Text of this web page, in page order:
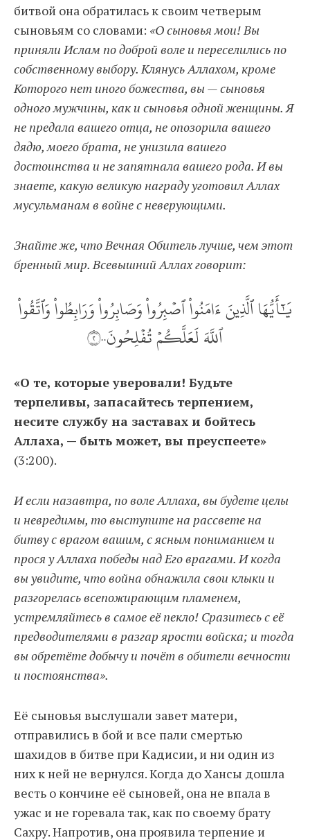
битвой она обратилась к своим четверым
сыновьям со словами: «О сыновья мои! Вы
приняли Ислам по доброй воле и переселились по
собственному выбору. Клянусь Аллахом, кроме
Которого нет иного божества, вы — сыновья
одного мужчины, как и сыновья одной женщины. Я
не предала вашего отца, не опозорила вашего
дядю, моего брата, не унизила вашего
достоинства и не запятнала вашего рода. И вы
знаете, какую великую награду уготовил Аллах
мусульманам в войне с неверующими.
Знайте же, что Вечная Обитель лучше, чем этот
бренный мир. Всевышний Аллах говорит:
يَٰٓأَيُّهَا ٱلَّذِينَ ءَامَنُواْ ٱصۡبِرُواْ وَصَابِرُواْ وَرَابِطُواْ وَٱتَّقُواْ
ٱللَّهَ لَعَلَّكُمۡ تُفۡلِحُونَ٢٠٠
«О те, которые уверовали! Будьте
терпеливы, запасайтесь терпением,
несите службу на заставах и бойтесь
Аллаха, — быть может, вы преуспеете»
(3:200).
И если назавтра, по воле Аллаха, вы будете целы
и невредимы, то выступите на рассвете на
битву с врагом вашим, с ясным пониманием и
прося у Аллаха победы над Его врагами. И когда
вы увидите, что война обнажила свои клыки и
разгорелась всепожирающим пламенем,
устремляйтесь в самое её пекло! Сразитесь с её
предводителями в разгар ярости войска; и тогда
вы обретёте добычу и почёт в обители вечности
и постоянства».
Её сыновья выслушали завет матери,
отправились в бой и все пали смертью
шахидов в битве при Кадисии, и ни один из
них к ней не вернулся. Когда до Хансы дошла
весть о кончине её сыновей, она не впала в
ужас и не горевала так, как по своему брату
Сахру. Напротив, она проявила терпение и